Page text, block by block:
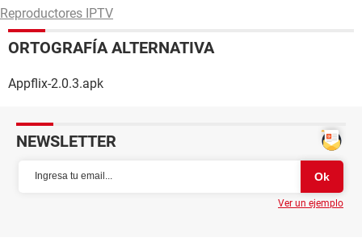
Reproductores IPTV
ORTOGRAFÍA ALTERNATIVA
Appflix-2.0.3.apk
NEWSLETTER
Ver un ejemplo